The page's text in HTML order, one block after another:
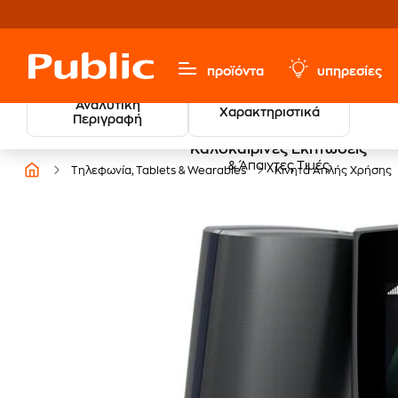
προϊόντα υπηρεσίες
Αναλυτική
Περιγραφή
Χαρακτηριστικά
Καλοκαιρινές Εκπτώσεις
& Άπαιχτες Τιμές
Τηλεφωνία, Tablets & Wearables Κινητά Απλής Χρήσης